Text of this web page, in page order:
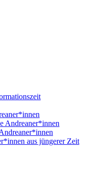
Andreaner*innen
aus jüngerer Zeit